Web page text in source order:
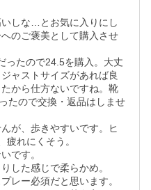
しな…とお気に入りにし
のご褒美として購入させ
ったので24.5を購入。大丈
ャストサイズがあれば良
から仕方ないですね。靴
たので交換・返品はしませ
が、歩きやすいです。ヒ
疲れにくそう。
です。
した感じで柔らかめ。
レー必須だと思います。